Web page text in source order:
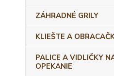
ZÁHRADNÉ GRILY
KLIEŠTE A
PALICE A VIDLIČKY
OPEKANIE